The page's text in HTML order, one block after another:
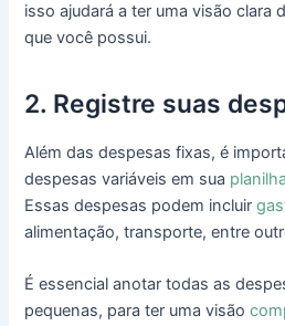
isso ajudará a ter uma visão clara
que você possui.
2. Registre suas
Além das despesas fixas, é
despesas variáveis em sua
Essas despesas podem incluir
alimentação, transporte, entre
É essencial anotar todas as
pequenas, para ter uma visão